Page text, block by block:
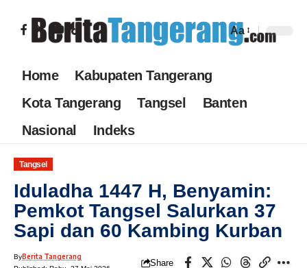
Aa
Home
Kabupaten Tangerang
Kota Tangerang
Tangsel
Banten
Nasional
Indeks
Tangsel
Iduladha 1447 H, Benyamin:
Pemkot Tangsel Salurkan 37
Sapi dan 60 Kambing Kurban
ByBerita Tangerang
Share